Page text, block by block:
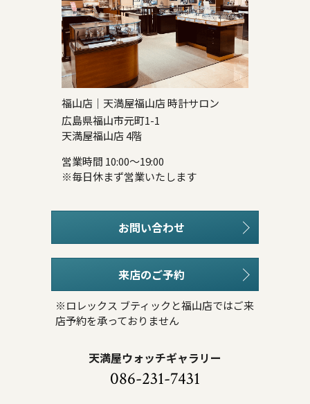
福山店｜天満屋福山店 時計サロン
広島県福山市元町1-1
天満屋福山店 4階
営業時間 10:00～19:00
※毎日休まず営業いたします
お問い合わせ
来店のご予約
※ロレックス ブティックと福山店ではご来
店予約を承っておりません
天満屋ウォッチギャラリー
086-231-7431